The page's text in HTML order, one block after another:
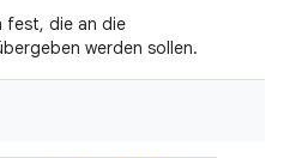
fest, die an die
werden sollen.